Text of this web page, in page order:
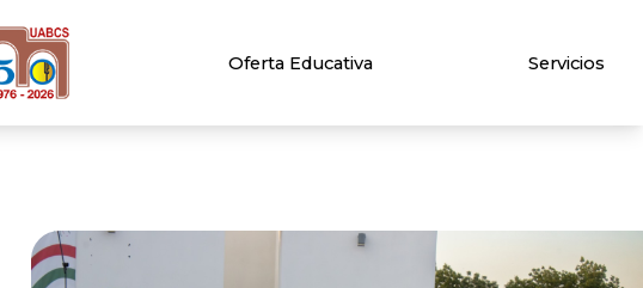
Oferta Educativa Servicios